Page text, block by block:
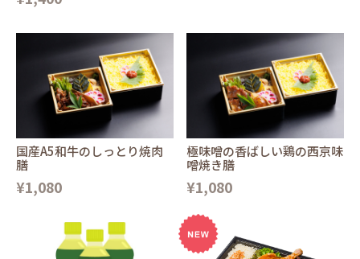
国産A5和牛のしっとり焼肉
膳
¥1,080
極味噌の香ばしい鶏の西京味
噌焼き膳
¥1,080